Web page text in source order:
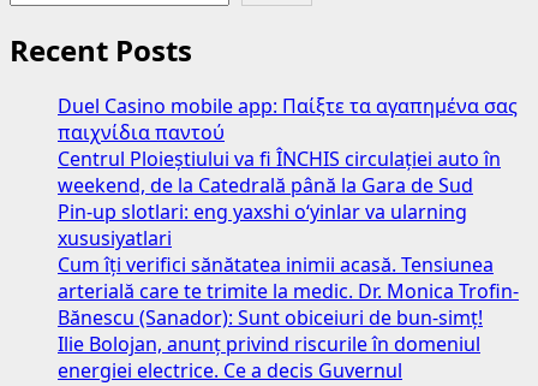
Recent Posts
Duel Casino mobile app: Παίξτε τα αγαπημένα σας
παιχνίδια παντού
Centrul Ploieștiului va fi ÎNCHIS circulației auto în
weekend, de la Catedrală până la Gara de Sud
Pin-up slotlari: eng yaxshi o‘yinlar va ularning
xususiyatlari
Cum îți verifici sănătatea inimii acasă. Tensiunea
arterială care te trimite la medic. Dr. Monica Trofin-
Bănescu (Sanador): Sunt obiceiuri de bun-simț!
Ilie Bolojan, anunț privind riscurile în domeniul
energiei electrice. Ce a decis Guvernul